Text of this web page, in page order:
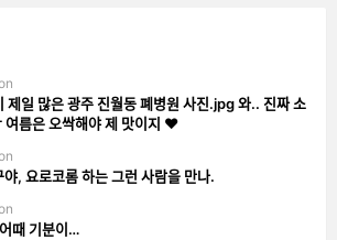
제일 많은 광주 진월동 폐병원 사진.jpg 와.. 진짜 소
오싹해야 제 맛이지 ❤️
요로코롬 하는 그런 사람을 만나.
기분이…